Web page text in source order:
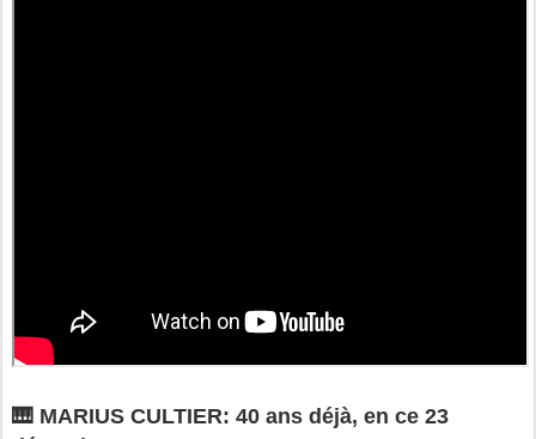
🎹 MARIUS CULTIER: 40 ans déjà, en ce 23